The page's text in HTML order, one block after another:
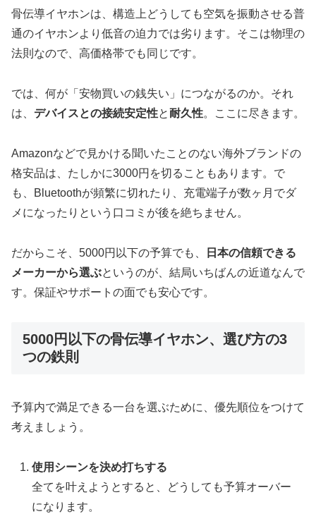
骨伝導イヤホンは、構造上どうしても空気を振動させる普
通のイヤホンより低音の迫力では劣ります。そこは物理の
法則なので、高価格帯でも同じです。
では、何が「安物買いの銭失い」につながるのか。それ
は、 デバイスとの接続安定性と耐久性。ここに尽きます。
Amazonなどで見かける聞いたことのない海外ブランドの
格安品は、たしかに3000円を切ることもあります。で
も、Bluetoothが頻繁に切れたり、充電端子が数ヶ月でダ
メになったりという口コミが後を絶ちません。
だからこそ、5000円以下の予算でも、
日本の信頼できる
メーカーから選ぶというのが、結局いちばんの近道なんで
す。保証やサポートの面でも安心です。
5000円以下の骨伝導イヤホン、選び方の3
つの鉄則
予算内で満足できる一台を選ぶために、優先順位をつけて
考えましょう。
使用シーンを決め打ちする
全てを叶えようとすると、どうしても予算オーバー
になります。